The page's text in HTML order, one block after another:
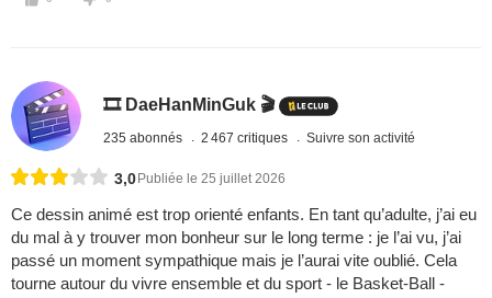
🎞️ DaeHanMinGuk 🎬
235 abonnés 2 467 critiques Suivre son activité
3,0 Publiée le 25 juillet 2026
Ce dessin animé est trop orienté enfants. En tant qu’adulte, j’ai eu
du mal à y trouver mon bonheur sur le long terme : je l’ai vu, j’ai
passé un moment sympathique mais je l’aurai vite oublié. Cela
tourne autour du vivre ensemble et du sport - le Basket-Ball -